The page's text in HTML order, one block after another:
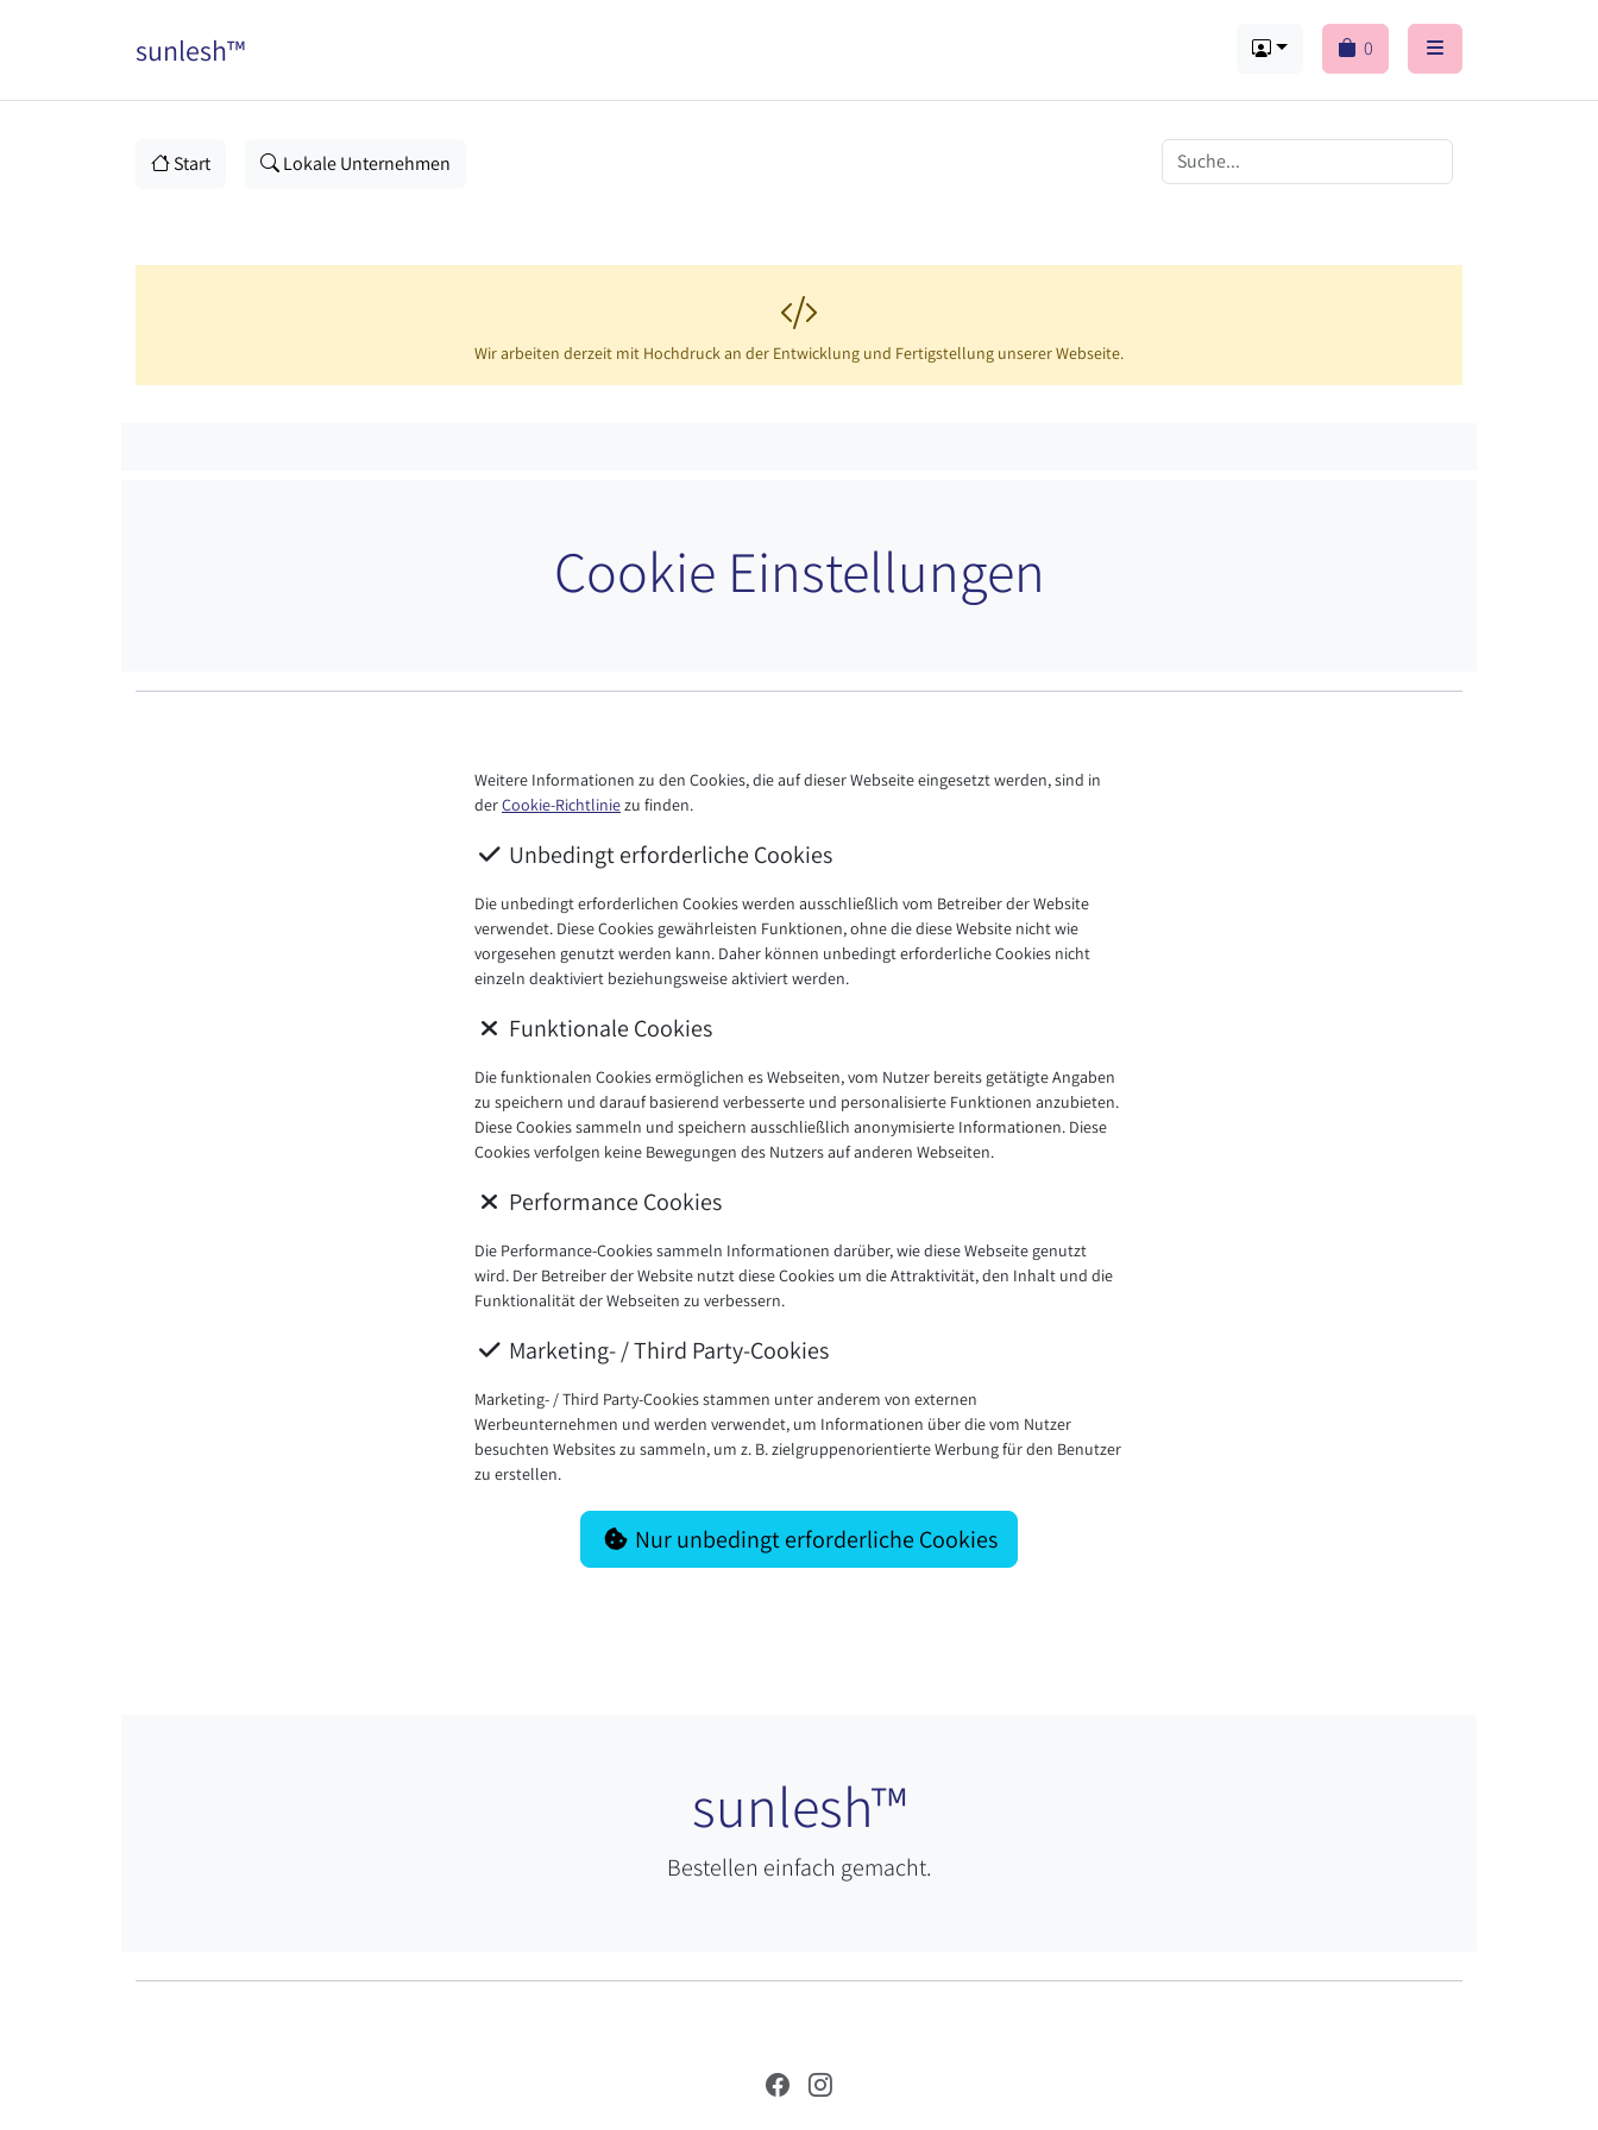
sunlesh™ 0
Start Lokale Unternehmen
Wir arbeiten derzeit mit Hochdruck an der Entwicklung und Fertigstellung unserer Webseite.
Cookie Einstellungen
Weitere Informationen zu den Cookies, die auf dieser Webseite eingesetzt werden, sind in
derCookie-Richtliniezu finden.
Unbedingt erforderliche Cookies
Die unbedingt erforderlichen Cookies werden ausschließlich vom Betreiber der Website
verwendet. Diese Cookies gewährleisten Funktionen, ohne die diese Website nicht wie
vorgesehen genutzt werden kann. Daher können unbedingt erforderliche Cookies nicht
einzeln deaktiviert beziehungsweise aktiviert werden.
Funktionale Cookies
Die funktionalen Cookies ermöglichen es Webseiten, vom Nutzer bereits getätigte Angaben
zu speichern und darauf basierend verbesserte und personalisierte Funktionen anzubieten.
Diese Cookies sammeln und speichern ausschließlich anonymisierte Informationen. Diese
Cookies verfolgen keine Bewegungen des Nutzers auf anderen Webseiten.
Performance Cookies
Die Performance-Cookies sammeln Informationen darüber, wie diese Webseite genutzt
wird. Der Betreiber der Website nutzt diese Cookies um die Attraktivität, den Inhalt und die
Funktionalität der Webseiten zu verbessern.
Marketing- / Third Party-Cookies
Marketing- / Third Party-Cookies stammen unter anderem von externen
Werbeunternehmen und werden verwendet, um Informationen über die vom Nutzer
besuchten Websites zu sammeln, um z. B. zielgruppenorientierte Werbung für den Benutzer
zu erstellen.
Nur unbedingt erforderliche Cookies
sunlesh™
Bestellen einfach gemacht.